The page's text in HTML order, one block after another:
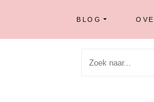
BLOG